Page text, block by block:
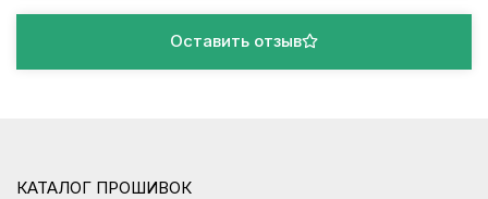
Оставить отзыв
КАТАЛОГ ПРОШИВОК